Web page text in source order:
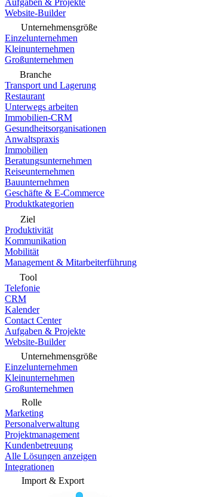
Aufgaben & Projekte
Website-Builder
Unternehmensgröße
Einzelunternehmen
Kleinunternehmen
Großunternehmen
Branche
Transport und Lagerung
Restaurant
Unterwegs arbeiten
Immobilien-CRM
Gesundheitsorganisationen
Anwaltspraxis
Immobilien
Beratungsunternehmen
Reiseunternehmen
Bauunternehmen
Geschäfte & E-Commerce
Produktkategorien
Ziel
Produktivität
Kommunikation
Mobilität
Management & Mitarbeiterführung
Tool
Telefonie
CRM
Kalender
Contact Center
Aufgaben & Projekte
Website-Builder
Unternehmensgröße
Einzelunternehmen
Kleinunternehmen
Großunternehmen
Rolle
Marketing
Personalverwaltung
Projektmanagement
Kundenbetreuung
Alle Lösungen anzeigen
Integrationen
Import & Export